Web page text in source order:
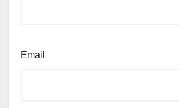
Email